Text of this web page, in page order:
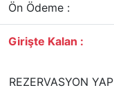
Ön Ödeme :
Girişte Kalan :
REZERVASYON YAP